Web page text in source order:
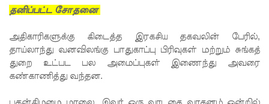
மோதலில்
பலி!
குருவிட்ட
தனிப்பட்ட சோதனை
அதிகாரிகளுக்கு கிடைத்த இரகசிய தகவலின் பேரில்,
தாய்லாந்து வனவிலங்கு பாதுகாப்பு பிரிவுகள் மற்றும் சுங்கத்
துறை உட்பட பல அமைப்புகள் இணைந்து அவரை
கண்காணித்து வந்தன.
புதன்கிழமை மாலை, இவர் ஒரு வாடகை வாகனம் ஒன்றில்